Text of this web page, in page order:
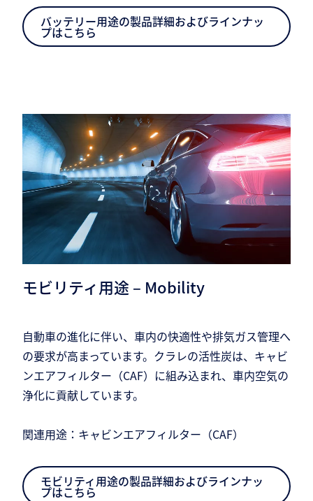
バッテリー用途の製品詳細およびラインナッ
プはこちら
モビリティ用途 – Mobility
自動車の進化に伴い、車内の快適性や排気ガス管理へ
の要求が高まっています。クラレの活性炭は、キャビ
ンエアフィルター（CAF）に組み込まれ、車内空気の
浄化に貢献しています。
関連用途：キャビンエアフィルター（CAF）
モビリティ用途の製品詳細およびラインナッ
プはこちら